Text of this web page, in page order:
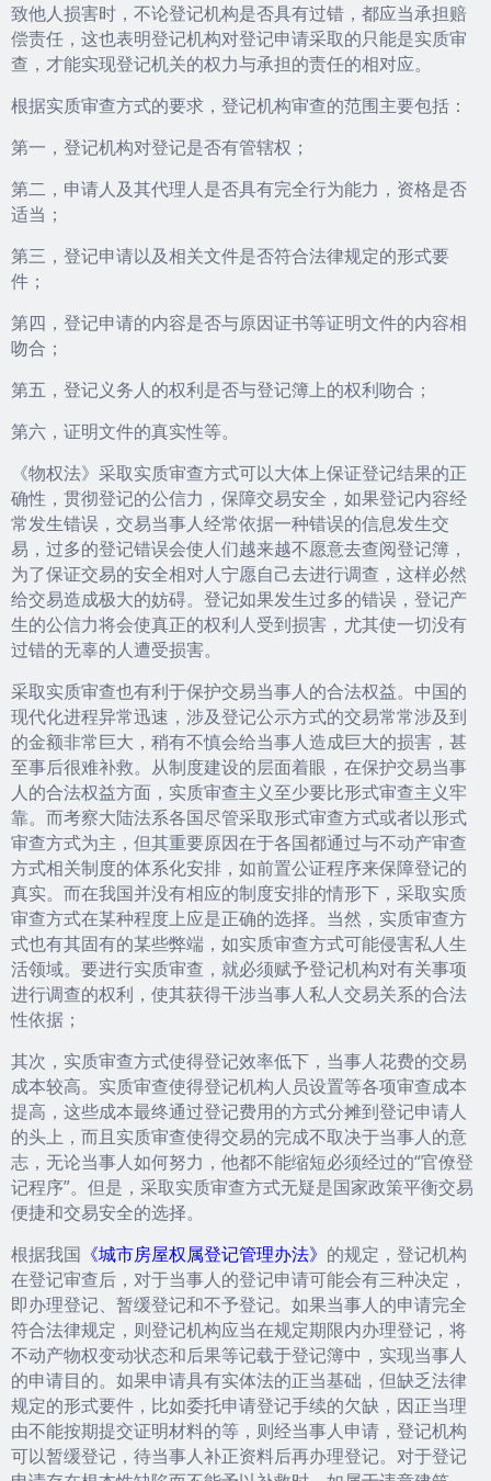
致他人损害时，不论登记机构是否具有过错，都应当承担赔
偿责任，这也表明登记机构对登记申请采取的只能是实质审
查，才能实现登记机关的权力与承担的责任的相对应。
根据实质审查方式的要求，登记机构审查的范围主要包括：
第一，登记机构对登记是否有管辖权；
第二，申请人及其代理人是否具有完全行为能力，资格是否
适当；
第三，登记申请以及相关文件是否符合法律规定的形式要
件；
第四，登记申请的内容是否与原因证书等证明文件的内容相
吻合；
第五，登记义务人的权利是否与登记簿上的权利吻合；
第六，证明文件的真实性等。
《物权法》采取实质审查方式可以大体上保证登记结果的正
确性，贯彻登记的公信力，保障交易安全，如果登记内容经
常发生错误，交易当事人经常依据一种错误的信息发生交
易，过多的登记错误会使人们越来越不愿意去查阅登记簿，
为了保证交易的安全相对人宁愿自己去进行调查，这样必然
给交易造成极大的妨碍。登记如果发生过多的错误，登记产
生的公信力将会使真正的权利人受到损害，尤其使一切没有
过错的无辜的人遭受损害。
采取实质审查也有利于保护交易当事人的合法权益。中国的
现代化进程异常迅速，涉及登记公示方式的交易常常涉及到
的金额非常巨大，稍有不慎会给当事人造成巨大的损害，甚
至事后很难补救。从制度建设的层面着眼，在保护交易当事
人的合法权益方面，实质审查主义至少要比形式审查主义牢
靠。而考察大陆法系各国尽管采取形式审查方式或者以形式
审查方式为主，但其重要原因在于各国都通过与不动产审查
方式相关制度的体系化安排，如前置公证程序来保障登记的
真实。而在我国并没有相应的制度安排的情形下，采取实质
审查方式在某种程度上应是正确的选择。当然，实质审查方
式也有其固有的某些弊端，如实质审查方式可能侵害私人生
活领域。要进行实质审查，就必须赋予登记机构对有关事项
进行调查的权利，使其获得干涉当事人私人交易关系的合法
性依据；
其次，实质审查方式使得登记效率低下，当事人花费的交易
成本较高。实质审查使得登记机构人员设置等各项审查成本
提高，这些成本最终通过登记费用的方式分摊到登记申请人
的头上，而且实质审查使得交易的完成不取决于当事人的意
志，无论当事人如何努力，他都不能缩短必须经过的“官僚登
记程序”。但是，采取实质审查方式无疑是国家政策平衡交易
便捷和交易安全的选择。
根据我国 《城市房屋权属登记管理办法》 的规定，登记机构
在登记审查后，对于当事人的登记申请可能会有三种决定，
即办理登记、暂缓登记和不予登记。如果当事人的申请完全
符合法律规定，则登记机构应当在规定期限内办理登记，将
不动产物权变动状态和后果等记载于登记簿中，实现当事人
的申请目的。如果申请具有实体法的正当基础，但缺乏法律
规定的形式要件，比如委托申请登记手续的欠缺，因正当理
由不能按期提交证明材料的等，则经当事人申请，登记机构
可以暂缓登记，待当事人补正资料后再办理登记。对于登记